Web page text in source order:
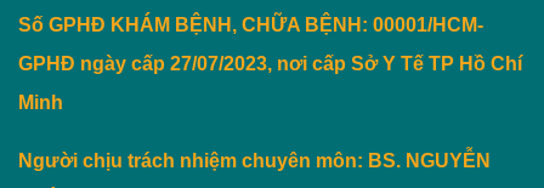
Số GPHĐ KHÁM BỆNH, CHỮA BỆNH: 00001/HCM-
GPHĐ ngày cấp 27/07/2023, nơi cấp Sở Y Tế TP Hồ Chí
Minh
Người chịu trách nhiệm chuyên môn: BS. NGUYỄN